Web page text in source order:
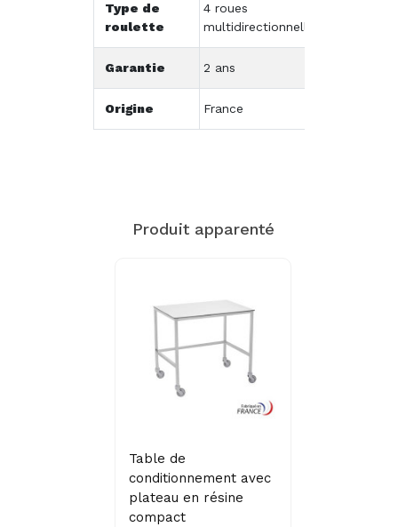
Type de
roulette
4 roues
multidirectionnelles
Garantie 2 ans
Origine France
Produit apparenté
Table de
conditionnement avec
plateau en résine
compact